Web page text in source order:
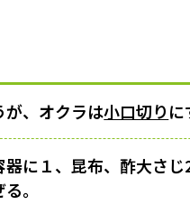
が、オクラは小口切りに
器に１、昆布、酢大さ
。